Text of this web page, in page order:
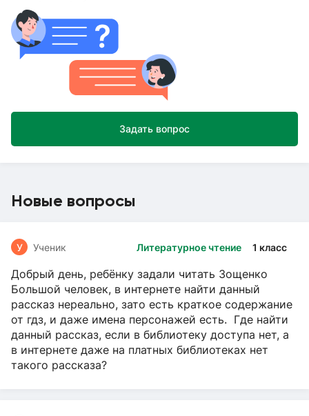
Задать вопрос
Новые вопросы
Литературное чтение 1 класс
У Ученик
Добрый день, ребёнку задали читать Зощенко
Большой человек, в интернете найти данный
рассказ нереально, зато есть краткое содержание
от гдз, и даже имена персонажей есть. Где найти
данный рассказ, если в библиотеку доступа нет, а
в интернете даже на платных библиотеках нет
такого рассказа?